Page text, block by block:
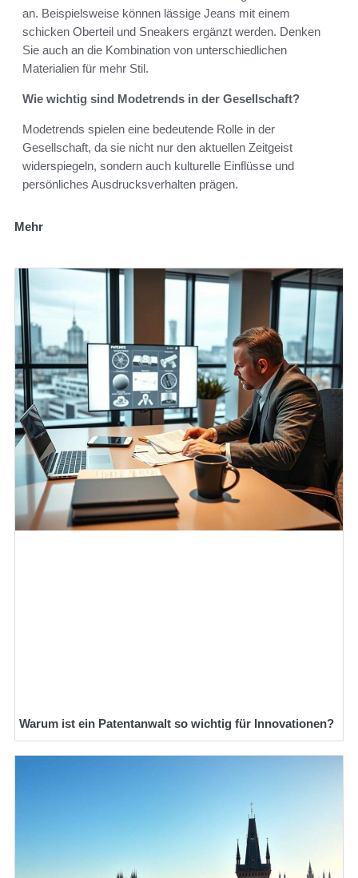
an. Beispielsweise können lässige Jeans mit einem
schicken Oberteil und Sneakers ergänzt werden. Denken
Sie auch an die Kombination von unterschiedlichen
Materialien für mehr Stil.
Wie wichtig sind Modetrends in der Gesellschaft?
Modetrends spielen eine bedeutende Rolle in der
Gesellschaft, da sie nicht nur den aktuellen Zeitgeist
widerspiegeln, sondern auch kulturelle Einflüsse und
persönliches Ausdrucksverhalten prägen.
Mehr
Warum ist ein Patentanwalt so wichtig für Innovationen?